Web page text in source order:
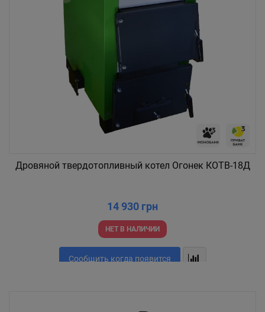
Дровяной твердотопливный котел Огонек КОТВ-18Д
14 930 грн
НЕТ В НАЛИЧИИ
Сообщить когда появится